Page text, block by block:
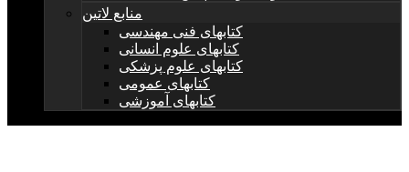
منابع لاتین
کتابهای فنی مهندسی
کتابهای علوم انسانی
کتابهای علوم پزشکی
کتابهای عمومی
کتابهای آموزشی